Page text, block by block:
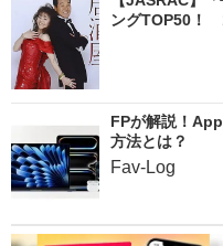
ングTOP50！
FPが解説！
方法とは？
Fav-Log